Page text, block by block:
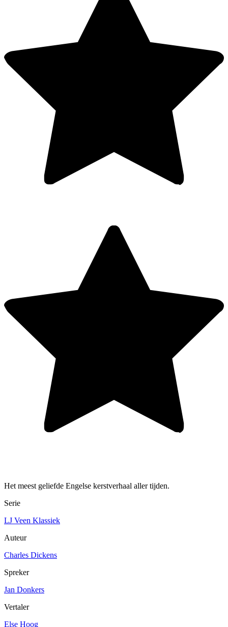
Het meest geliefde Engelse kerstverhaal aller tijden.
Serie
LJ Veen Klassiek
Auteur
Charles Dickens
Spreker
Jan Donkers
Vertaler
Else Hoog